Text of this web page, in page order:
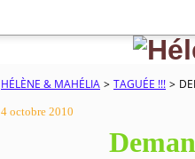
HÉLÈNE & MAHÉLIA > TAGUÉE !!! >
4 octobre 2010